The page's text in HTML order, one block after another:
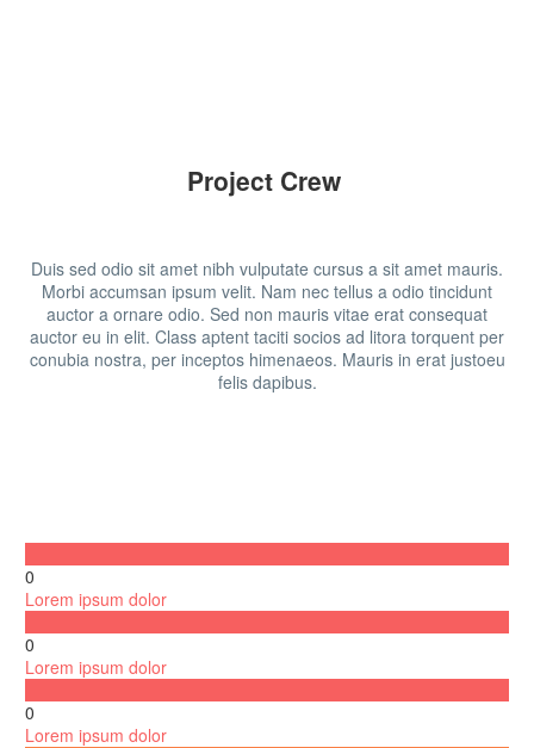
Project Crew
Duis sed odio sit amet nibh vulputate cursus a sit amet mauris.
Morbi accumsan ipsum velit. Nam nec tellus a odio tincidunt
auctor a ornare odio. Sed non mauris vitae erat consequat
auctor eu in elit. Class aptent taciti socios ad litora torquent per
conubia nostra, per inceptos himenaeos. Mauris in erat justoeu
felis dapibus.
0
Lorem ipsum dolor
0
Lorem ipsum dolor
0
Lorem ipsum dolor